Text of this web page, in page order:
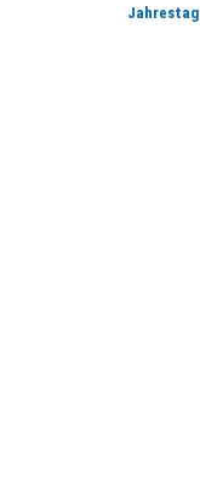
Jahrestag